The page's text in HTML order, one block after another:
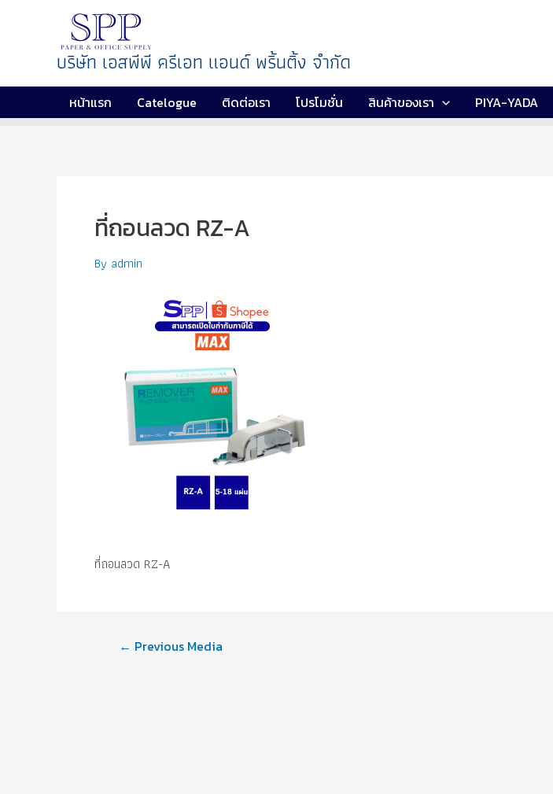
บริษัท เอสพีพี ครีเอท แอนด์ พริ้นติ้ง จำกัด
หน้าแรก Catelogue ติดต่อเรา โปรโมชั่น สินค้าของเรา PIYA-YADA
ที่ถอนลวด RZ-A
By admin
ที่ถอนลวด RZ-A
← Previous Media